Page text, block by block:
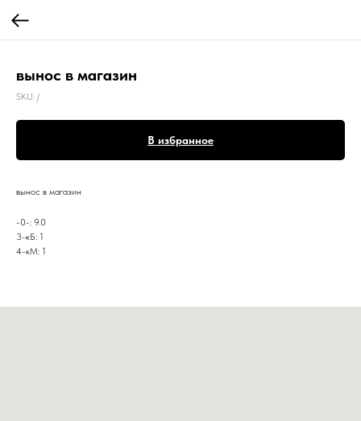
вынос в магазин
SKU: /
В избранное
вынос в магазин
-0-: 9.0
3-кБ: 1
4-кМ: 1